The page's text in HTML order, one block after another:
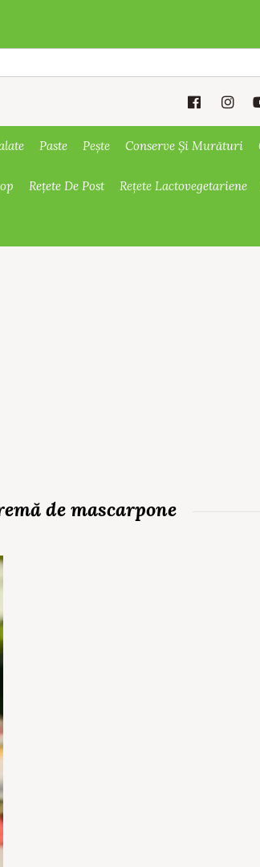
Paste Pește Conserve Și Murături
Rețete De Post Rețete Lactovegetariene
de mascarpone